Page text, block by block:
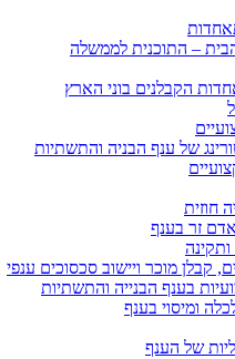
– התוכנית לממשלה
הקבלנים בוני הארץ
של ענף הבניה והתשתיות
חוזית
זר בענף
קבלן מוכר ויישוב סכסוכים ענפי
בענף הבנייה והתשתיות
ומיסוי בענף
של הענף